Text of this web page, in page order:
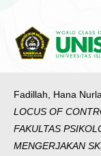
Fadillah, Hana
LOCUS OF
FAKULTAS
MENGERJAKAN